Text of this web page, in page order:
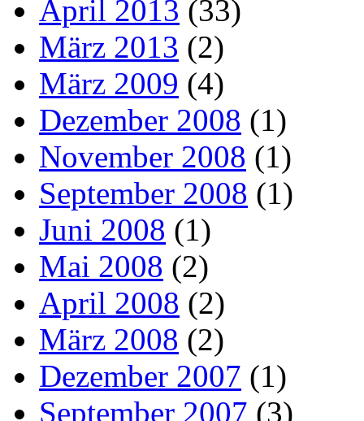
April 2013 (33)
März 2013 (2)
März 2009 (4)
Dezember 2008 (1)
November 2008 (1)
September 2008 (1)
Juni 2008 (1)
Mai 2008 (2)
April 2008 (2)
März 2008 (2)
Dezember 2007 (1)
September 2007 (3)